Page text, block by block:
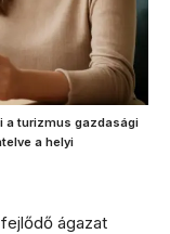
a turizmus gazdasági
a helyi
ágazat